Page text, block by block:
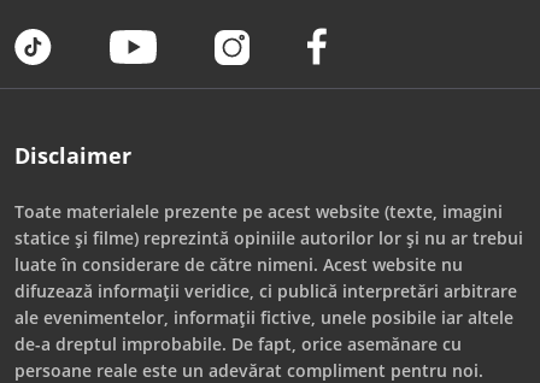
Disclaimer
Toate materialele prezente pe acest website (texte, imagini
statice și filme) reprezintă opiniile autorilor lor și nu ar trebui
luate în considerare de către nimeni. Acest website nu
difuzează informații veridice, ci publică interpretări arbitrare
ale evenimentelor, informații fictive, unele posibile iar altele
de-a dreptul improbabile. De fapt, orice asemănare cu
persoane reale este un adevărat compliment pentru noi.